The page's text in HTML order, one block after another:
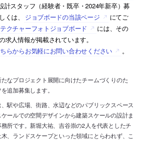
計スタッフ（経験者・既卒・2024年新卒）募
は、
ジョブボードの当該ページ
にてご
クチャーフォトジョブボード
には、その
求人情報が掲載されています。
らからお気軽にお問い合わせください
。
なプロジェクト展開に向けたチームづくりのた
追加募集します。
駅や広場、街路、水辺などのパブリックスペース
ールでの空間デザインから建築スケールの設計ま
所です。新堀大祐、吉谷崇の2人を代表としたチ
、ランドスケープといった領域にとらわれず、こ